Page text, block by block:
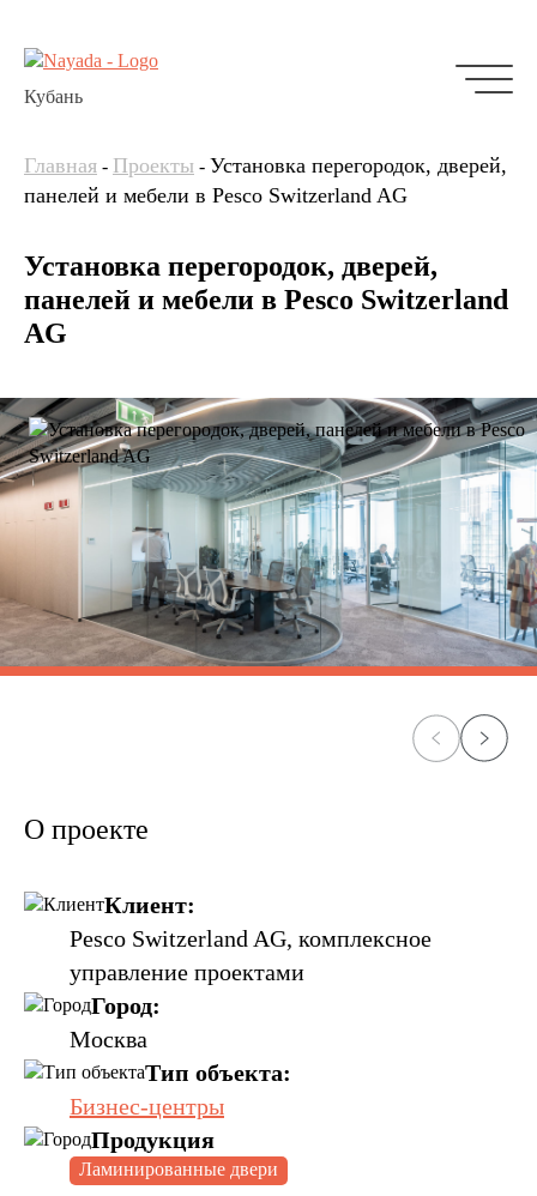
Кубань
Главная - Проекты - Установка перегородок, дверей,
панелей и мебели в Pesco Switzerland AG
Установка перегородок, дверей,
панелей и мебели в Pesco Switzerland
AG
О проекте
Клиент:
Pesco Switzerland AG, комплексное
управление проектами
Город:
Москва
Тип объекта:
Бизнес-центры
Продукция
Ламинированные двери